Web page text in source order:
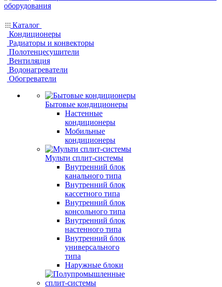
Каталог
Кондиционеры
Радиаторы и конвекторы
Полотенцесушители
Вентиляция
Водонагреватели
Обогреватели
Бытовые кондиционеры
Настенные
кондиционеры
Мобильные
кондиционеры
Мульти сплит-системы
Внутренний блок
канального типа
Внутренний блок
кассетного типа
Внутренний блок
консольного типа
Внутренний блок
настенного типа
Внутренний блок
универсального
типа
Наружные блоки